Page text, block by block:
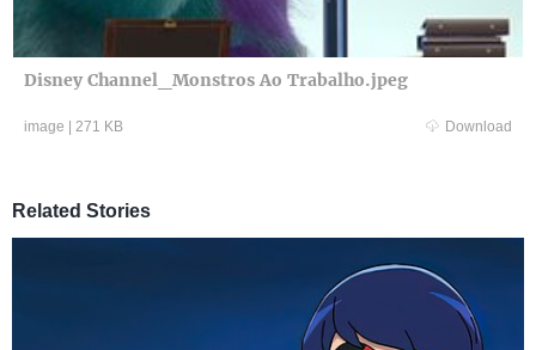
Disney Channel_Monstros Ao Trabalho.jpeg
image | 271 KB Download
Related Stories